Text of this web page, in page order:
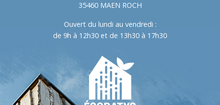
35460 MAEN ROCH
Ouvert du lundi au vendredi :
de 9h à 12h30 et de 13h30 à 17h30